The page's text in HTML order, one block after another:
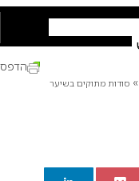
» סודות מתוקים בשיער
הדפס